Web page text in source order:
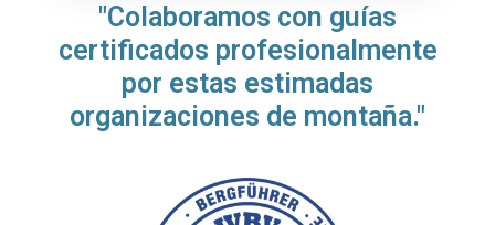
"Colaboramos con guías
certificados profesionalmente
por estas estimadas
organizaciones de montaña."